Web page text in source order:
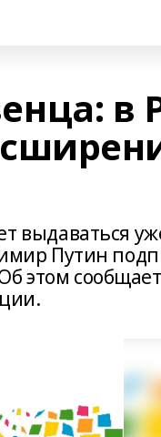
в
выдаваться
Путин
сообщает